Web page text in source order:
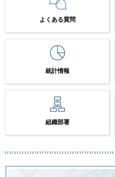
よくある質問
統計情報
組織部署